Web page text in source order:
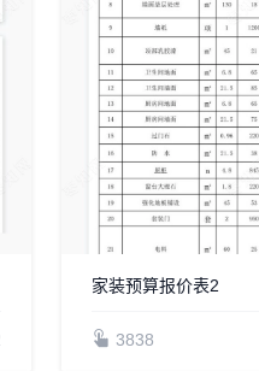
家装预算报价表2
3838